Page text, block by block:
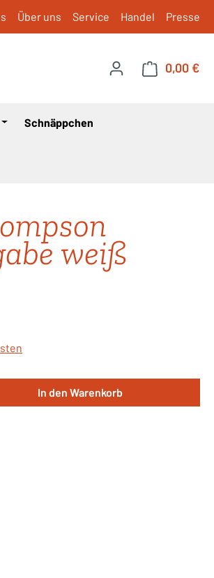
Über uns Service Handel Presse
0,00 €
Schnäppchen
weiß
gewünschten Wert ein
In den Warenkorb